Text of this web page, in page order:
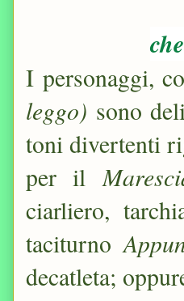
I personaggi,
leggo) sono
toni divertenti
per il
ciarliero,
taciturno
decatleta;